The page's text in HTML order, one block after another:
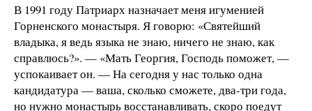
В 1991 году Патриарх назначает меня игуменией
Горненского монастыря. Я говорю: «Святейший
владыка, я ведь языка не знаю, ничего не знаю, как
справлюсь?». — «Мать Георгия, Господь поможет, —
успокаивает он. — На сегодня у нас только одна
кандидатура — ваша, сколько сможете, два-три года,
но нужно монастырь восстанавливать, скоро поедут